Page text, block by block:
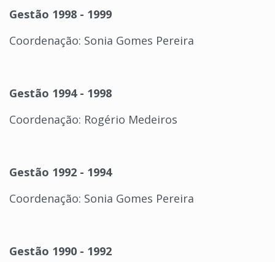
Gestão 1998 - 1999
Coordenação: Sonia Gomes Pereira
Gestão 1994 - 1998
Coordenação: Rogério Medeiros
Gestão 1992 - 1994
Coordenação: Sonia Gomes Pereira
Gestão 1990 - 1992